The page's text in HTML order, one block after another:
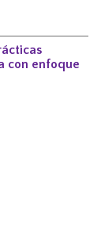
con enfoque